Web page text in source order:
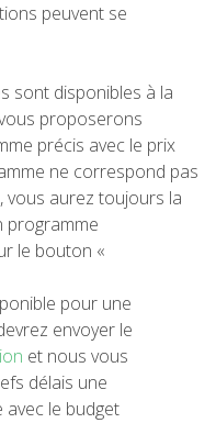
peuvent se
sont disponibles à la
proposerons
précis avec le prix
ne correspond pas
vous aurez toujours la
programme
le bouton «
pour une
envoyer le
et nous vous
délais une
le budget